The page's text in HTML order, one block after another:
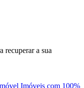
recuperar a sua
Imóveis com 100%